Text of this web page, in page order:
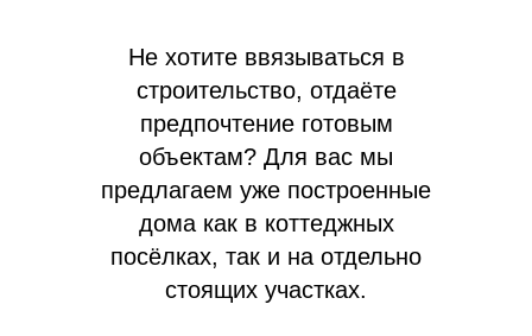
Не хотите ввязываться в
строительство, отдаёте
предпочтение готовым
объектам? Для вас мы
предлагаем уже построенные
дома как в коттеджных
посёлках, так и на отдельно
стоящих участках.